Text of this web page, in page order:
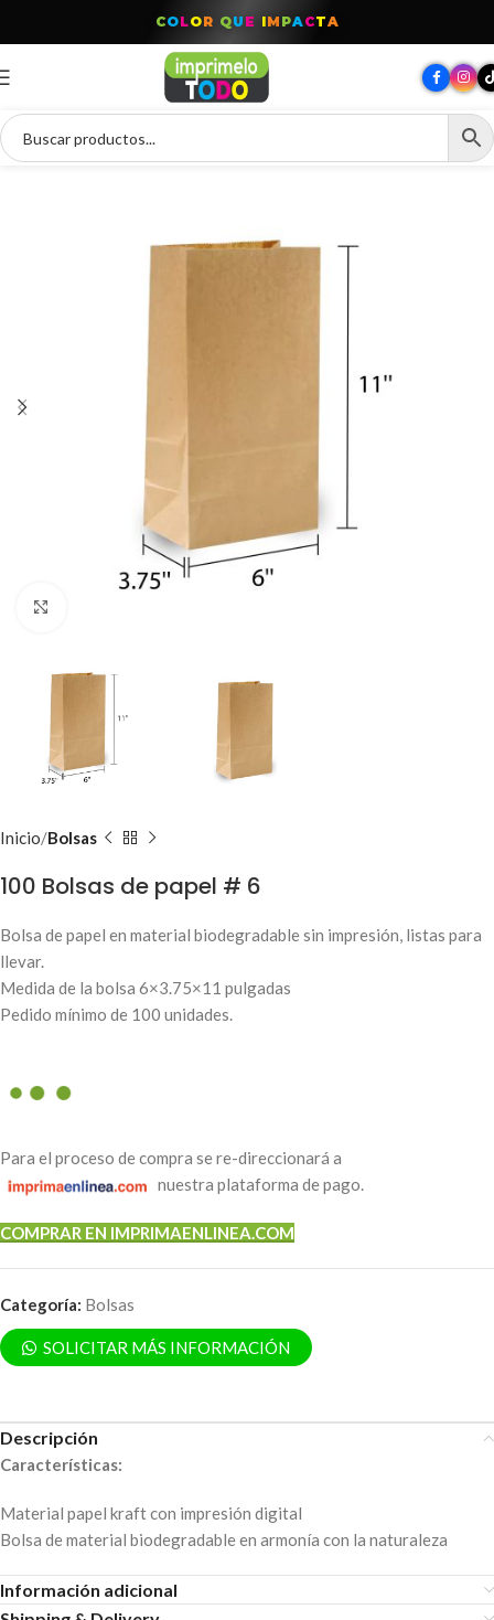
COLOR QU E IM PACTA
Inicio Bolsas
100 Bolsas de papel # 6
Bolsa de papel en material biodegradable sin impresión, listas para
llevar.
Medida de la bolsa 6×3.75×11 pulgadas
Pedido mínimo de 100 unidades.
Para el proceso de compra se re-direccionará a
nuestra plataforma de pago.
COMPRAR EN IMPRIMAENLINEA.COM
Categoría: Bolsas
SOLICITAR MÁS INFORMACIÓN
Descripción
Características:
Material papel kraft con impresión digital
Bolsa de material biodegradable en armonía con la naturaleza
Información adicional